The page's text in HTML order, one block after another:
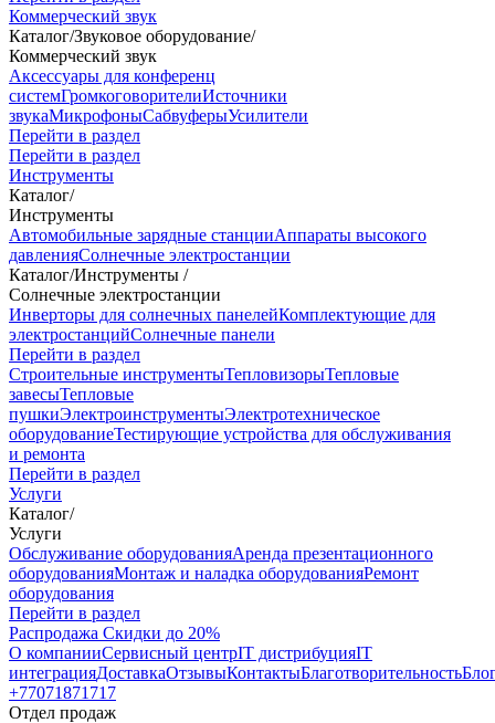
Коммерческий звук
Каталог/Звуковое оборудование/
Коммерческий звук
Аксессуары для конференц
системГромкоговорителиИсточники
звукаМикрофоныСабвуферыУсилители
Перейти в раздел
Перейти в раздел
Инструменты
Каталог/
Инструменты
Автомобильные зарядные станцииАппараты высокого
давленияСолнечные электростанции
Каталог/Инструменты /
Солнечные электростанции
Инверторы для солнечных панелейКомплектующие для
электростанцийСолнечные панели
Перейти в раздел
Строительные инструментыТепловизорыТепловые
завесыТепловые
пушкиЭлектроинструментыЭлектротехническое
оборудованиеТестирующие устройства для обслуживания
и ремонта
Перейти в раздел
Услуги
Каталог/
Услуги
Oбслуживание оборудованияАренда презентационного
оборудованияМонтаж и наладка оборудованияРемонт
оборудования
Перейти в раздел
Распродажа Скидки до 20%
О компанииСервисный центрIT дистрибуцияIT
интеграцияДоставкаОтзывыКонтактыБлаготворительность
+77071871717
Отдел продаж